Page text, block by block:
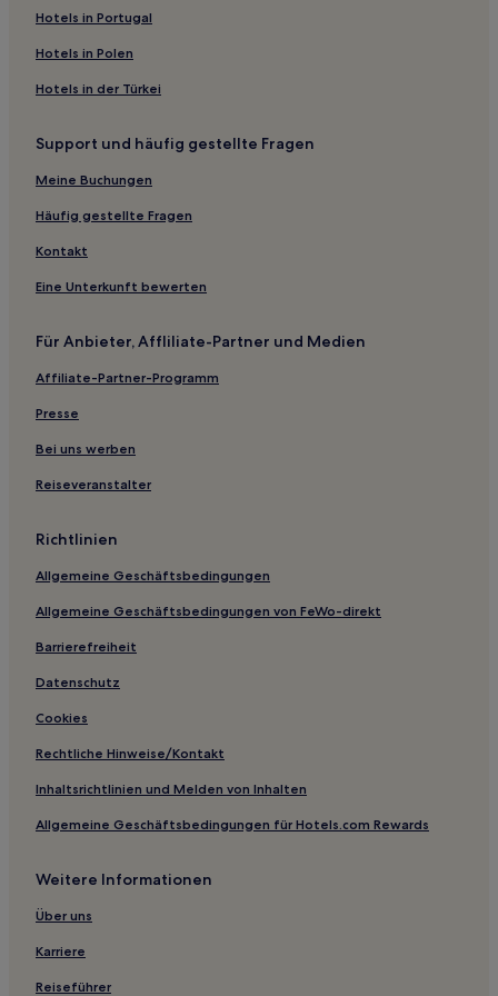
Hotels nahe Karerpass
Hotels nahe Kirche von San Genesio
Corvara Hotels
Lajen Hotels
Hotels nahe 25 Val
St. Christina in Gröden Hotels
Hotels nahe Museum Ladin Ciastel de Tor
Hotels nahe Sessellift Sonne
Hotels nahe 31 Cherz I 2095m
Hotels nahe Concordia 2000
Hotels nahe 106 Kristiania
St. Lorenzen im Pustertal Hotels
Hotels nahe Skilift Salei
Hotels nahe 23 Costoratta
Hotels nahe 19 Sochers
Hotels nahe Ski und Snowboard Canazei Marmolada
Hotels nahe Sole/Sonne
Hotels nahe Rifugio Puez
Sankt Leonhard Hotels
Canazei Hotels
Hotels nahe Skilift Vallon
Hotels nahe 70 Floralpina
Santo Stefano Hotels
Puntac Hotels
Hotels nahe Terrasse der Dolomiten
Kastelruth Hotels
Hotels in Portugal
Hotels in Polen
Hotels in der Türkei
Support und häufig gestellte Fragen
Meine Buchungen
Häufig gestellte Fragen
Kontakt
Eine Unterkunft bewerten
Für Anbieter, Affliliate-Partner und Medien
Affiliate-Partner-Programm
Presse
Bei uns werben
Reiseveranstalter
Richtlinien
Allgemeine Geschäftsbedingungen
Allgemeine Geschäftsbedingungen von FeWo-direkt
Barrierefreiheit
Datenschutz
Cookies
Rechtliche Hinweise/Kontakt
Inhaltsrichtlinien und Melden von Inhalten
Allgemeine Geschäftsbedingungen für Hotels.com Rewards
Weitere Informationen
Über uns
Karriere
Reiseführer